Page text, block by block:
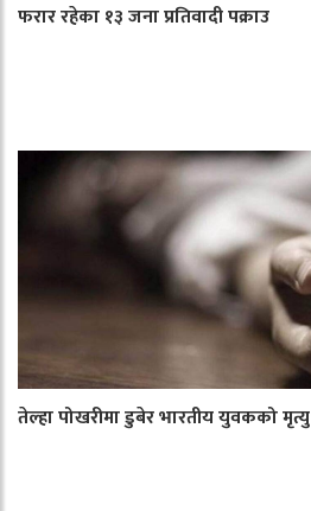
फरार रहेका १३ जना प्रतिवादी पक्राउ
तेल्हा पोखरीमा डुबेर भारतीय युवकको मृत्यु